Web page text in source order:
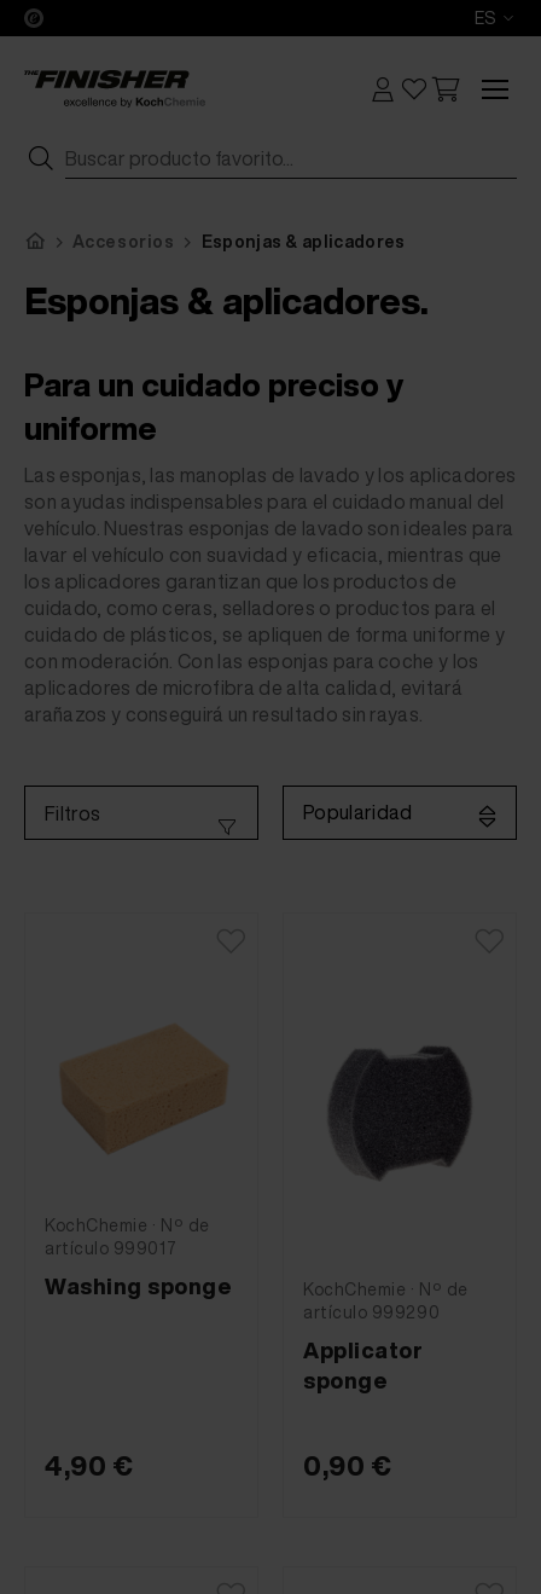
ES
Accesorios Esponjas & aplicadores
Esponjas & aplicadores.
Para un cuidado preciso y
uniforme
Las esponjas, las manoplas de lavado y los aplicadores
son ayudas indispensables para el cuidado manual del
vehículo. Nuestras esponjas de lavado son ideales para
lavar el vehículo con suavidad y eficacia, mientras que
los aplicadores garantizan que los productos de
cuidado, como ceras, selladores o productos para el
cuidado de plásticos, se apliquen de forma uniforme y
con moderación. Con las esponjas para coche y los
aplicadores de microfibra de alta calidad, evitará
arañazos y conseguirá un resultado sin rayas.
Popularidad
Filtros
KochChemie · Nº de
artículo 999017
Washing sponge
4,90 €
KochChemie · Nº de
artículo 999290
Applicator
sponge
0,90 €